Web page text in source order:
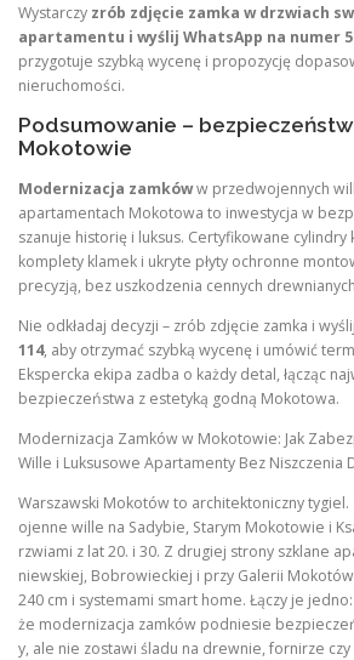
Wystarczy zrób zdjęcie zamka w drzwiach
apartamentu i wyślij WhatsApp na numer
przygotuje szybką wycenę i propozycję
nieruchomości.
Podsumowanie –
Mokotowie
Modernizacja zamkóww przedwojennych
apartamentach Mokotowa to inwestycja w
szanuje historię i luksus. Certyfikowane cylindry
komplety klamek i ukryte płyty ochronne
precyzją, bez uszkodzenia cennych
Nie odkładaj decyzji – zrób zdjęcie zamka i
114, aby otrzymać szybką wycenę i umówić
Ekspercka ekipa zadba o każdy detal, łącząc
bezpieczeństwa z estetyką godną Mokotowa.
Modernizacja Zamków w Mokotowie: Jak
Wille i Luksusowe Apartamenty Bez Niszczenia
Warszawski Mokotów to architektoniczny
ojenne wille na Sadybie, Starym Mokotowie i
rzwiami z lat 20. i 30. Z drugiej strony szklane
niewskiej, Bobrowieckiej i przy Galerii
240 cm i systemami smart home. Łączy je
że modernizacja zamków podniesie
y, ale nie zostawi śladu na drewnie, fornirze